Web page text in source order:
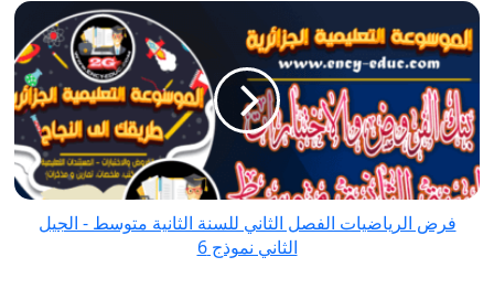
فرض
الرياضيات
الفصل
الثاني
للسنة
الثانية
متوسط
-
الجيلفرض الرياضيات الفصل الثاني للسنة الثانية متوسط - الجيل
الثاني نموذج 6